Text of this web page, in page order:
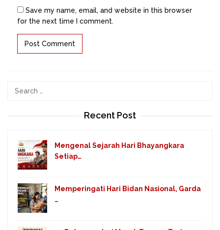
Save my name, email, and website in this browser
for the next time I comment.
Search
Recent Post
Mengenal Sejarah Hari Bhayangkara
Setiap…
Memperingati Hari Bidan Nasional, Garda
…